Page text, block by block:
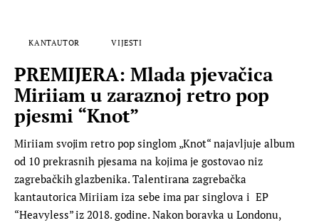
KANTAUTOR VIJESTI
PREMIJERA: Mlada pjevačica
Miriiam u zaraznoj retro pop
pjesmi “Knot”
Miriiam svojim retro pop singlom „Knot“ najavljuje album
od 10 prekrasnih pjesama na kojima je gostovao niz
zagrebačkih glazbenika. Talentirana zagrebačka
kantautorica Miriiam iza sebe ima par singlova i EP
“Heavyless” iz 2018. godine. Nakon boravka u Londonu,